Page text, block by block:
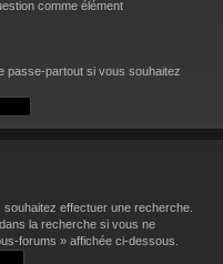
comme élément
passe-partout si vous souhaitez
effectuer une recherche.
la recherche si vous ne
forums » affichée ci-dessous.